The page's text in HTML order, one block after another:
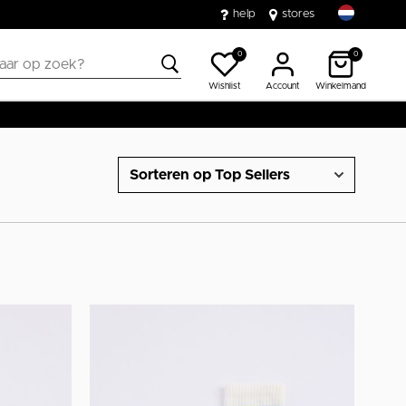
help stores
0
Wishlist Account
0
Winkelmand